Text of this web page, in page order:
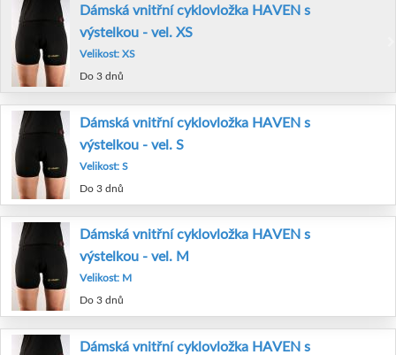
Dámská vnitřní cyklovložka HAVEN s
výstelkou - vel. XS
Velikost: XS
Do 3 dnů
Dámská vnitřní cyklovložka HAVEN s
výstelkou - vel. S
Velikost: S
Do 3 dnů
Dámská vnitřní cyklovložka HAVEN s
výstelkou - vel. M
Velikost: M
Do 3 dnů
Dámská vnitřní cyklovložka HAVEN s